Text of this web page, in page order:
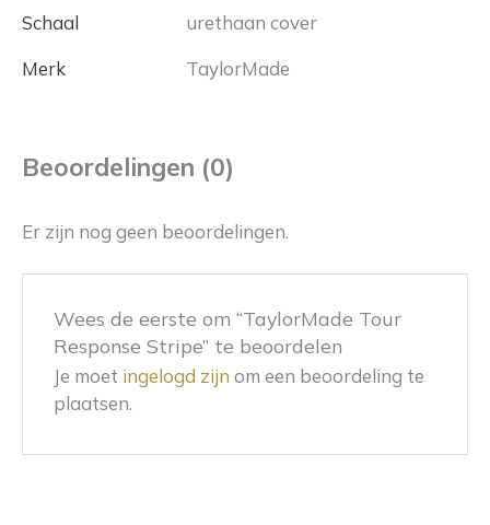
Schaal
urethaan cover
Merk
TaylorMade
Beoordelingen (0)
Er zijn nog geen beoordelingen.
Wees de eerste om “TaylorMade Tour
Response Stripe” te beoordelen
Je moet ingelogd zijn om een beoordeling te
plaatsen.